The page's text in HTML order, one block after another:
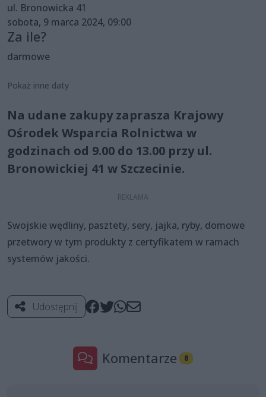
ul. Bronowicka 41
sobota, 9 marca 2024, 09:00
Za ile?
darmowe
Pokaż inne daty
Na udane zakupy zaprasza Krajowy
Ośrodek Wsparcia Rolnictwa w
godzinach od 9.00 do 13.00 przy ul.
Bronowickiej 41 w Szczecinie.
Swojskie wędliny, pasztety, sery, jajka, ryby, domowe
przetwory w tym produkty z certyfikatem w ramach
systemów jakości.
Udostępnij
Komentarze 8